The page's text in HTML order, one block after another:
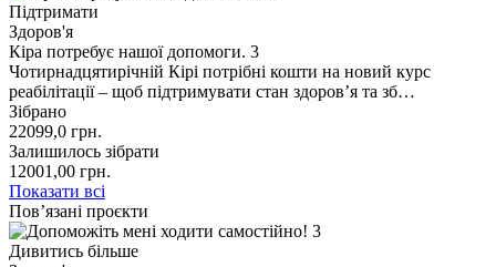
Підтримати
Здоров'я
Кіра потребує нашої допомоги. 3
Чотирнадцятирічній Кірі потрібні кошти на новий курс
реабілітації – щоб підтримувати стан здоровʼя та зб…
Зібрано
22099,0 грн.
Залишилось зібрати
12001,00 грн.
Показати всі
Пов’язані проєкти
Дивитись більше